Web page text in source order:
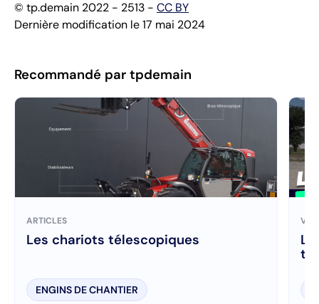
© tp.demain 2022 - 2513 - CC BY
Dernière modification le 17 mai 2024
Recommandé par tpdemain
ARTICLES
Les chariots télescopiques
ENGINS DE CHANTIER